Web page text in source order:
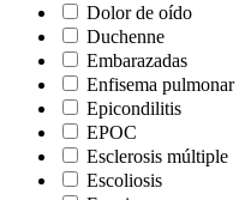
Dolor de oído
Duchenne
Embarazadas
Enfisema pulmonar
Epicondilitis
EPOC
Esclerosis múltiple
Escoliosis